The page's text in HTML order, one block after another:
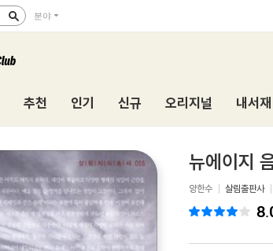
분야
추천 인기 신규 오리지널 내서재
뉴에이지
양한수 살림출판사